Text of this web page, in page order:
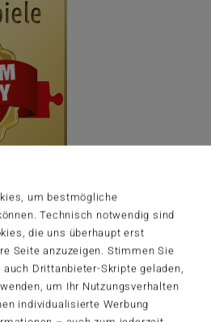
um bestmögliche
Technisch notwendig sind
die uns überhaupt erst
Seite anzuzeigen. Stimmen Sie
Drittanbieter-Skripte geladen,
um Ihr Nutzungsverhalten
individualisierte Werbung
by MGL. www.mglart.com
Newsletter